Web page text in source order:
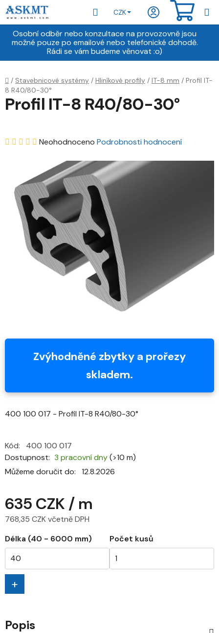
Přejít
na
obsah
Osobní odběr nebo konzultace na provozovně jsou
možné pouze po emailové nebo telefonické dohodě.
Rádi se vám budeme věnovat :o)
Hledat
CZK
Domů
/ Stavebnicové systémy / Hliníkové profily / IT-8 mm / Profil IT-
8 R40/80-30°
Zvýhodněné zbytky a prořezy
skladem.
400 100 017 - Profil IT-8 R40/80-30°
Dostupnost 3 pracovní dny(>10 m)
Můžeme doručit do:
12.8.2026
Kód: 400 100 017
635 CZK / m
768,35 CZK včetně DPH
Měrná cena:
Délka (40 - 6000 mm) Počet kusů
+
Profil IT-8 R40/80-30°
Průměrné
produktu
je
0,0
z
5
hvězdiček.
Neohodnoceno Podrobnosti hodnocení
Popis